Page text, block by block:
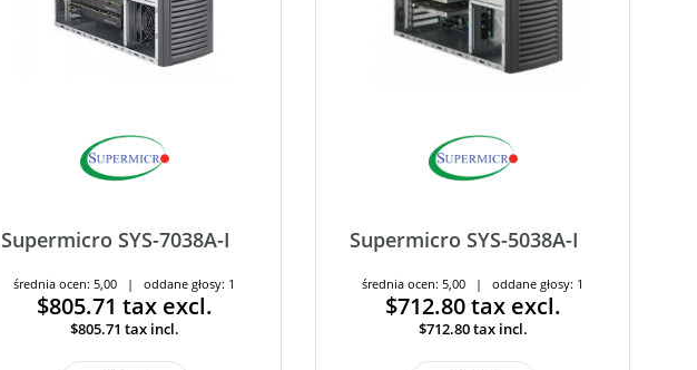
Supermicro SYS-7038A-I
średnia ocen: 5,00 | oddane głosy: 1
$805.71 tax excl.
$805.71 tax incl.
Supermicro SYS-5038A-I
średnia ocen: 5,00 | oddane głosy: 1
$712.80tax excl.
$712.80tax incl.